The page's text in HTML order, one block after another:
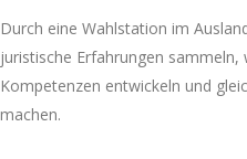
Durch eine Wahlstation im
juristische Erfahrungen sammeln,
Kompetenzen entwickeln und
machen.